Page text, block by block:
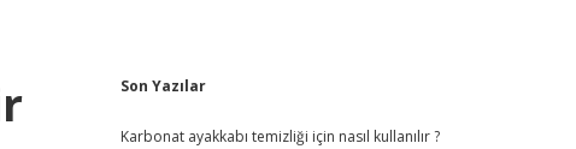
Sidebar
Son Yazılar
Karbonat ayakkabı temizliği için nasıl kullanılır ?